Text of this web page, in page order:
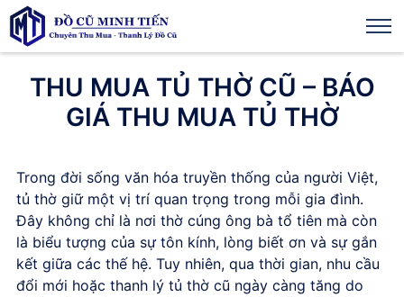
THU MUA TỦ THỜ CŨ – BÁO
GIÁ THU MUA TỦ THỜ
Trong đời sống văn hóa truyền thống của người Việt,
tủ thờ giữ một vị trí quan trọng trong mỗi gia đình.
Đây không chỉ là nơi thờ cúng ông bà tổ tiên mà còn
là biểu tượng của sự tôn kính, lòng biết ơn và sự gắn
kết giữa các thế hệ. Tuy nhiên, qua thời gian, nhu cầu
đổi mới hoặc thanh lý tủ thờ cũ ngày càng tăng do